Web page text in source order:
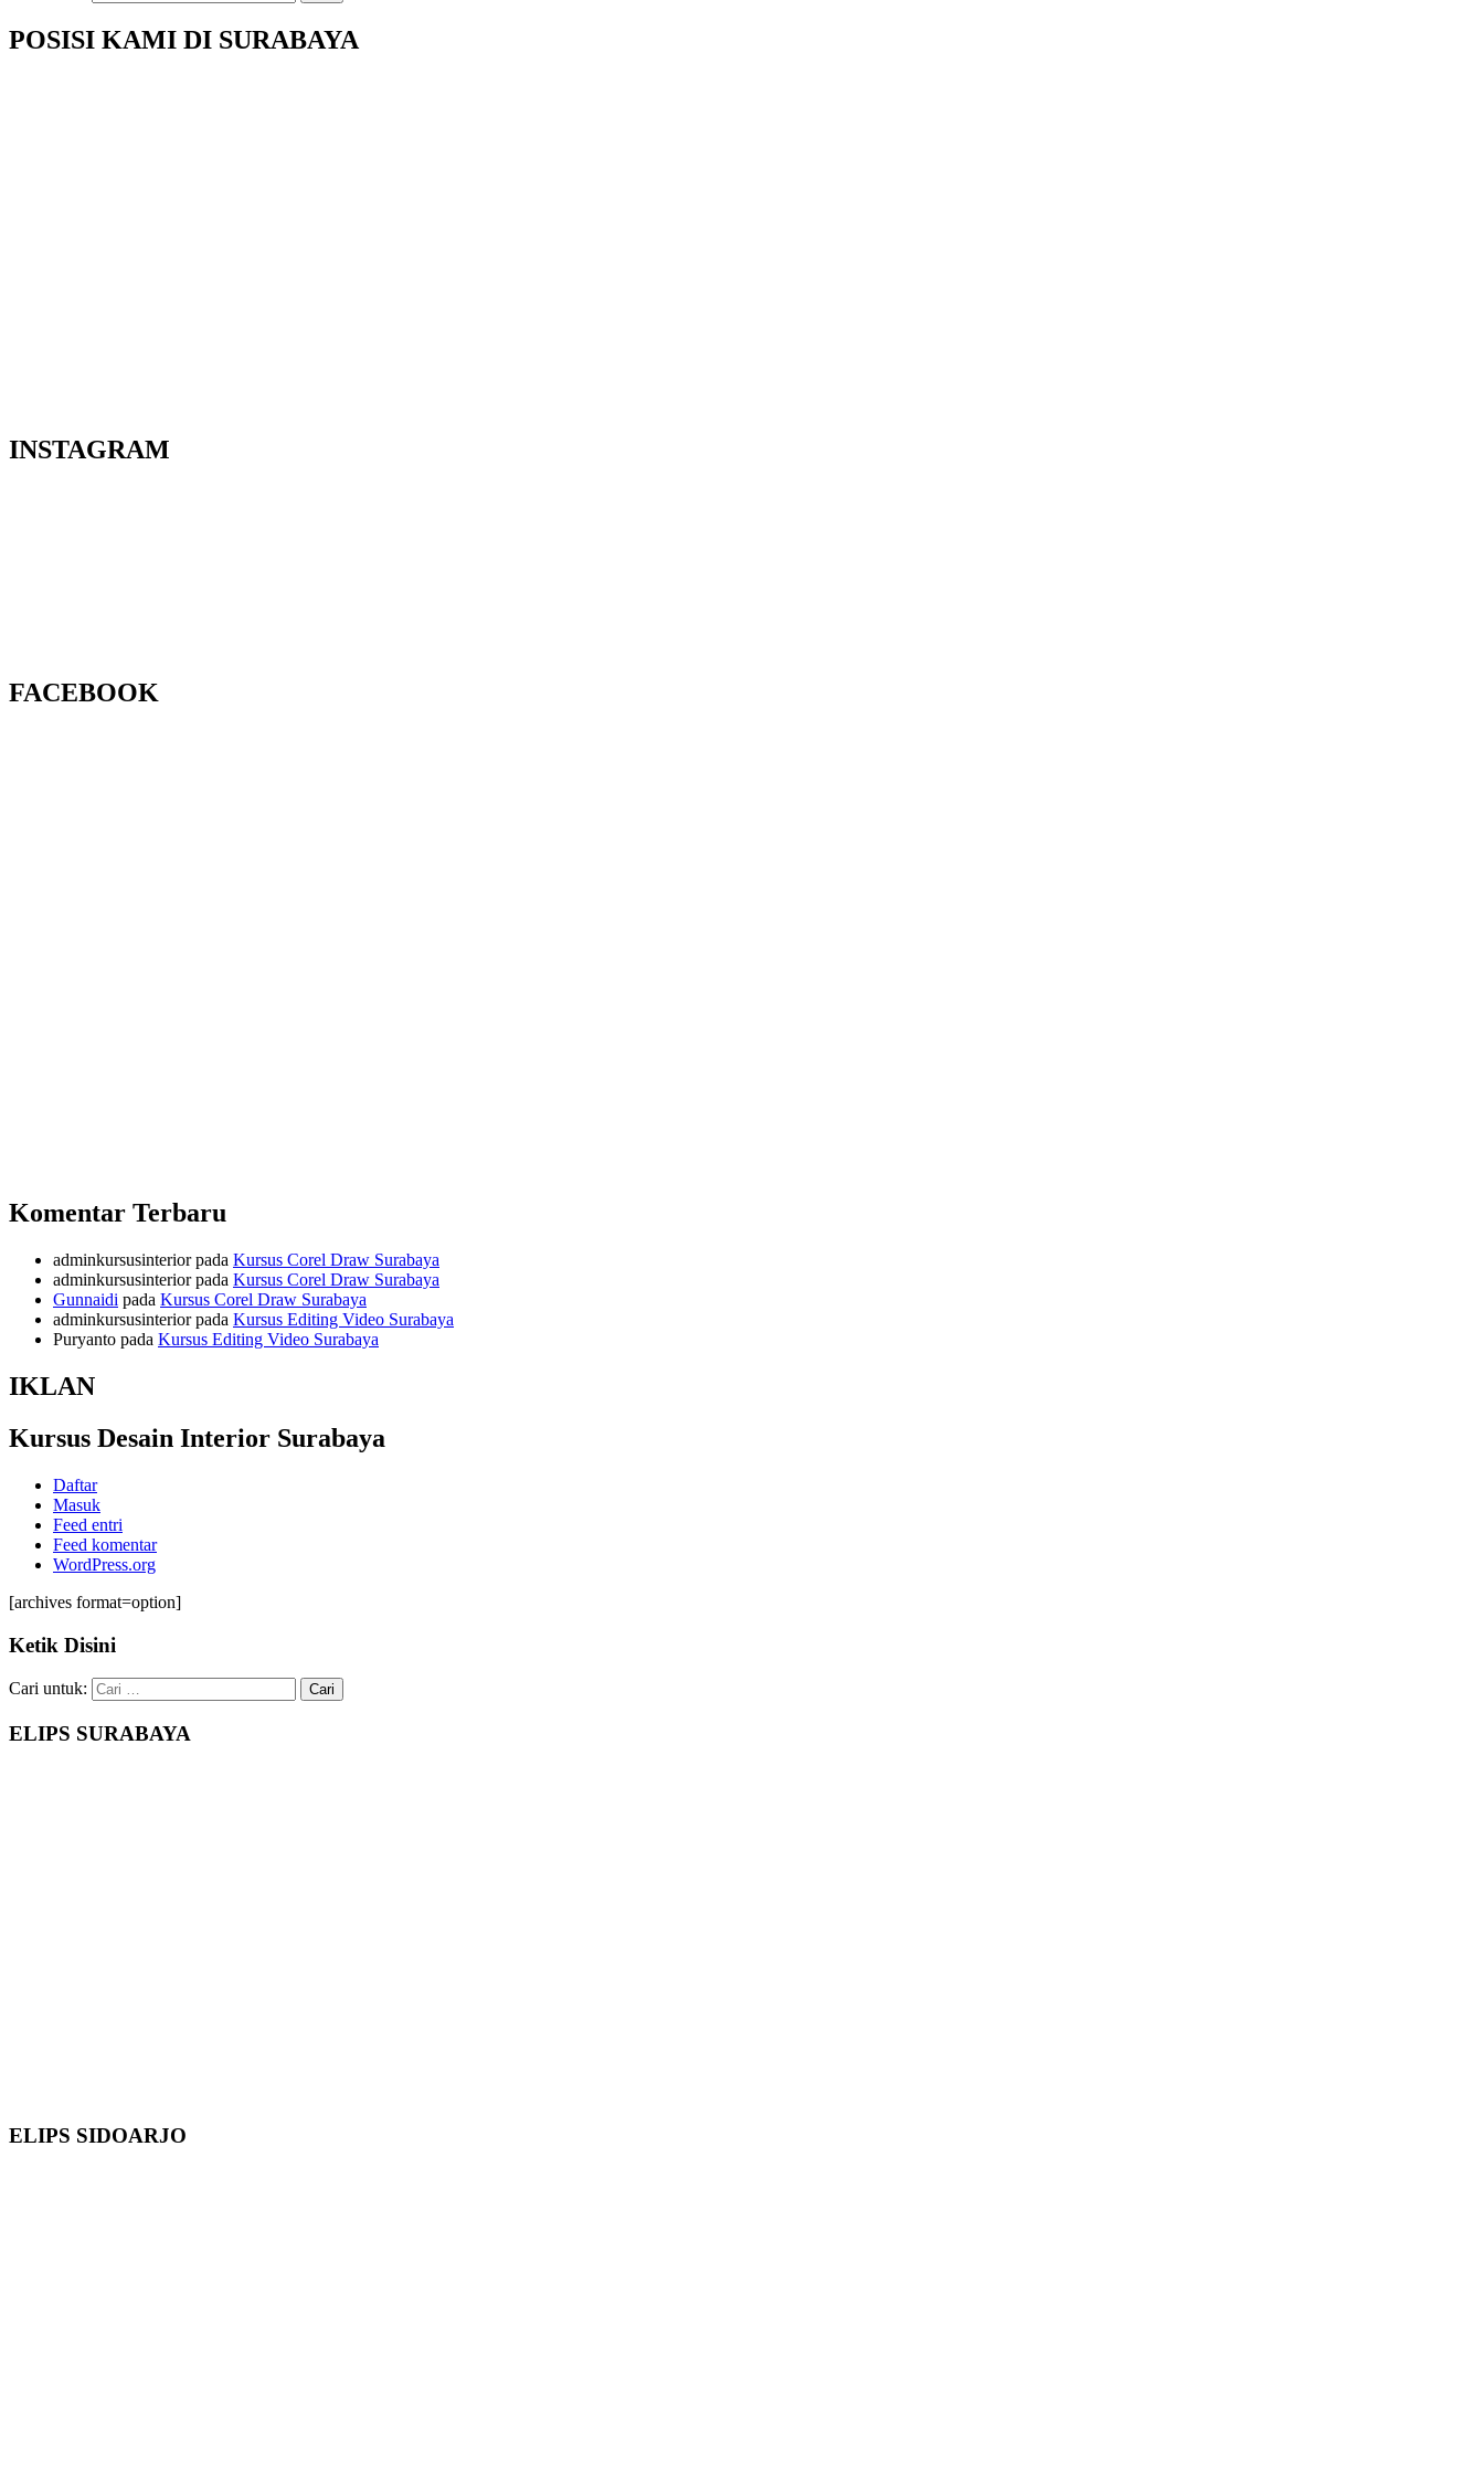
POSISI KAMI DI SURABAYA
INSTAGRAM
FACEBOOK
Komentar Terbaru
adminkursusinteriorpada Kursus Corel Draw Surabaya
adminkursusinteriorpada Kursus Corel Draw Surabaya
Gunnaidi pada Kursus Corel Draw Surabaya
adminkursusinteriorpada Kursus Editing Video Surabaya
Puryanto pada Kursus Editing Video Surabaya
IKLAN
Kursus Desain Interior Surabaya
Daftar
Masuk
Feed entri
Feed komentar
WordPress.org
[archives format=option]
Ketik Disini
Cari untuk:
ELIPS SURABAYA
ELIPS SIDOARJO